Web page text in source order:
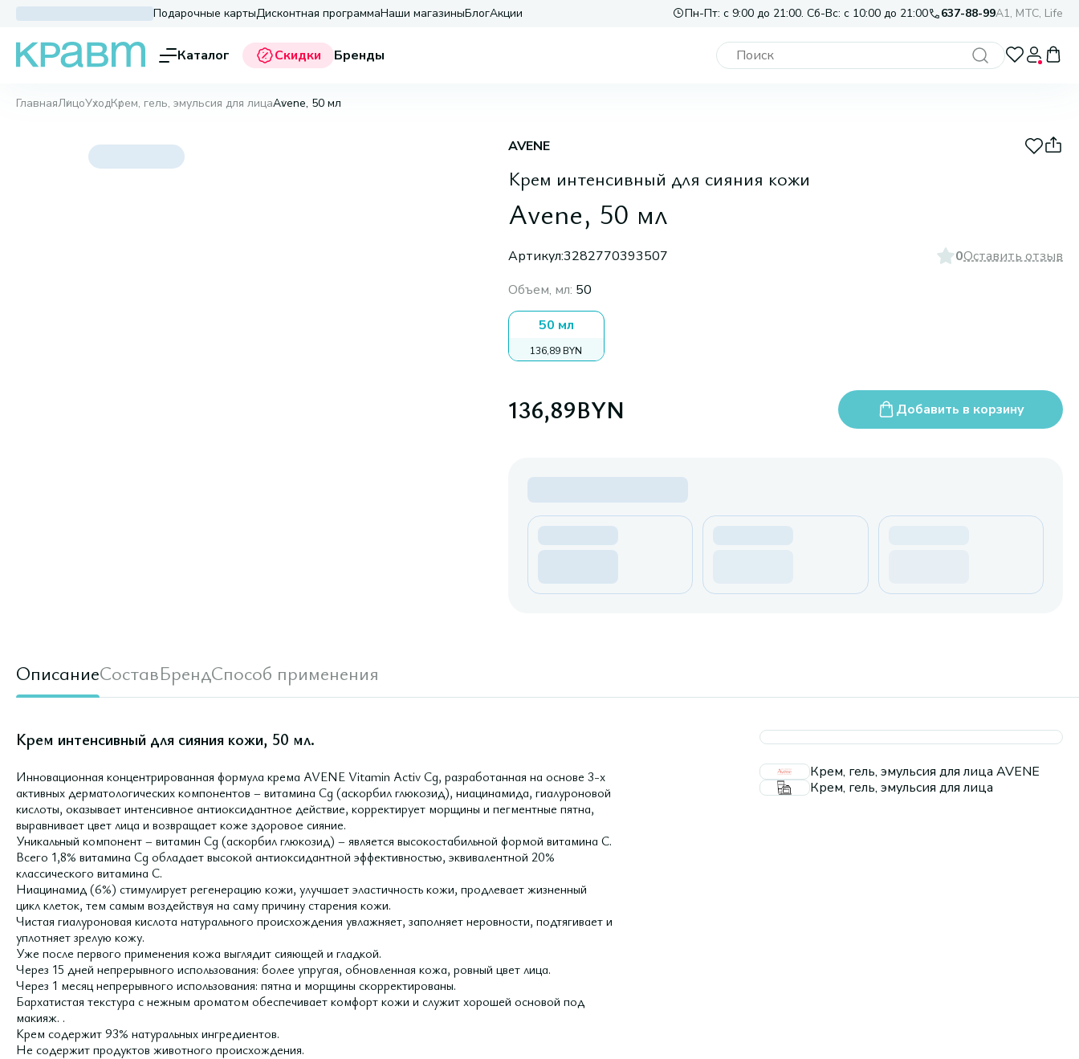
Подарочные картыДисконтная программаНаши магазиныБлогАкции Пн-Пт: с 9:00 до 21:00. Сб-Вс: с 10:00 до 21:00 637-88-99A1, МТС, Life
Каталог Скидки Бренды
ГлавнаяЛицоУходКрем, гель, эмульсия для лицаAvene, 50 мл
AVENE
Крем интенсивный для сияния кожи
Avene, 50 мл
Артикул:3282770393507 0Оставить отзыв
Объем, мл: 50
50 мл
136,89 BYN
136,89BYN Добавить в корзину
ОписаниеСоставБрендСпособ применения
Крем интенсивный для сияния кожи, 50 мл.
Инновационная концентрированная формула крема AVENE Vitamin Activ Cg, разработанная на основе 3-х
активных дерматологических компонентов – витамина Cg (аскорбил глюкозид), ниацинамида, гиалуроновой
кислоты, оказывает интенсивное антиоксидантное действие, корректирует морщины и пегментные пятна,
выравнивает цвет лица и возвращает коже здоровое сияние.
Уникальный компонент – витамин Cg (аскорбил глюкозид) – является высокостабильной формой витамина С.
Всего 1,8% витамина Сg обладает высокой антиоксидантной эффективностью, эквивалентной 20%
классического витамина С.
Ниацинамид (6%) стимулирует регенерацию кожи, улучшает эластичность кожи, продлевает жизненный
цикл клеток, тем самым воздействуя на саму причину старения кожи.
Чистая гиалуроновая кислота натурального происхождения увлажняет, заполняет неровности, подтягивает и
уплотняет зрелую кожу.
Уже после первого применения кожа выглядит сияющей и гладкой.
Через 15 дней непрерывного использования: более упругая, обновленная кожа, ровный цвет лица.
Через 1 месяц непрерывного использования: пятна и морщины скорректированы.
Бархатистая текстура с нежным ароматом обеспечивает комфорт кожи и служит хорошей основой под
макияж. .
Крем содержит 93% натуральных ингредиентов.
Не содержит продуктов животного происхождения.
Крем, гель, эмульсия для лица AVENE
Крем, гель, эмульсия для лица